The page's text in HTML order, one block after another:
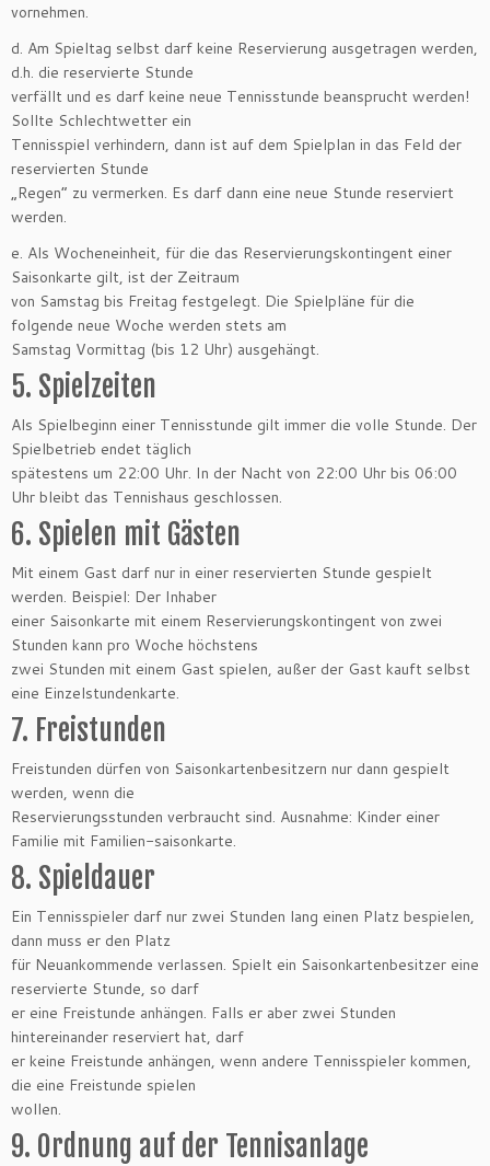
vornehmen.
d. Am Spieltag selbst darf keine Reservierung ausgetragen werden,
d.h. die reservierte Stunde
verfällt und es darf keine neue Tennisstunde beansprucht werden!
Sollte Schlechtwetter ein
Tennisspiel verhindern, dann ist auf dem Spielplan in das Feld der
reservierten Stunde
„Regen“ zu vermerken. Es darf dann eine neue Stunde reserviert
werden.
e. Als Wocheneinheit, für die das Reservierungskontingent einer
Saisonkarte gilt, ist der Zeitraum
von Samstag bis Freitag festgelegt. Die Spielpläne für die
folgende neue Woche werden stets am
Samstag Vormittag (bis 12 Uhr) ausgehängt.
5. Spielzeiten
Als Spielbeginn einer Tennisstunde gilt immer die volle Stunde. Der
Spielbetrieb endet täglich
spätestens um 22:00 Uhr. In der Nacht von 22:00 Uhr bis 06:00
Uhr bleibt das Tennishaus geschlossen.
6. Spielen mit Gästen
Mit einem Gast darf nur in einer reservierten Stunde gespielt
werden. Beispiel: Der Inhaber
einer Saisonkarte mit einem Reservierungskontingent von zwei
Stunden kann pro Woche höchstens
zwei Stunden mit einem Gast spielen, außer der Gast kauft selbst
eine Einzelstundenkarte.
7. Freistunden
Freistunden dürfen von Saisonkartenbesitzern nur dann gespielt
werden, wenn die
Reservierungsstunden verbraucht sind. Ausnahme: Kinder einer
Familie mit Familien-saisonkarte.
8. Spieldauer
Ein Tennisspieler darf nur zwei Stunden lang einen Platz bespielen,
dann muss er den Platz
für Neuankommende verlassen. Spielt ein Saisonkartenbesitzer eine
reservierte Stunde, so darf
er eine Freistunde anhängen. Falls er aber zwei Stunden
hintereinander reserviert hat, darf
er keine Freistunde anhängen, wenn andere Tennisspieler kommen,
die eine Freistunde spielen
wollen.
9. Ordnung auf der Tennisanlage